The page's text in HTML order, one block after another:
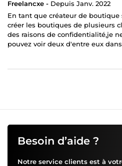
Freelancxe - Depuis Janv. 2022
En tant que créateur de
créer les boutiques de plusieurs
des raisons de confidentialité,je
pouvez voir deux d'entre eux
Besoin d’aide ?
Notre service clients est à